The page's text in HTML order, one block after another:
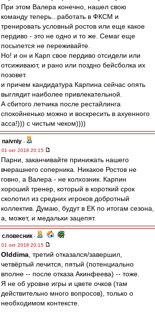
При этом Валера конечно, нашел свою
команду теперь...работать в ФКСМ и
тренировать условный ростов или еще какое
пердиво - это не одно и то же. Семаг еще
посыпется не переживайте.
Но! и он и Карп свое пердиво отсидели или
отсиживают, и рано или поздно бейсболка их
позовет.
и причем кандидатура Карпина сейчас опять
выглядит наиболее привлекательной.
А сбитого летчика после рестайлинга
спокойненько можно и воскресить в ахуенного
асса!))) с чистым чеком))))
naivniy -
01 окт 2018 20:15
Парни, заканчивайте принижать нашего
вчерашнего соперника. Никакое Ростов не
говно, а Валера - не колхозник. Карпин
хороший тренер, который в короткий срок
сколотил из средних игроков добротный
коллектив. Думаю, будут в ЕК по итогам сезона,
а, может, и медальки зацепят.
словесник -
01 окт 2018 20:15
Olddima , третий отказался/завершил,
четвёртый лечится, пятый (потенциально
вполне -- после отказа Акинфеева) -- тоже.
Я не об уровне игры и цвете очков (там
действительно много вопросов), только о
необходимом контексте.